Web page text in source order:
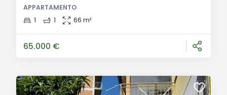
Descrizione Generale: Nel cuore del centro storico di
Sinalunga, proponiamo in vendita un appartamento di
tradizionale. L'immobile è stato recentemente ristr
APPARTAMENTO
1
1 66 m²
65.000 €